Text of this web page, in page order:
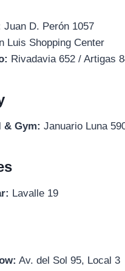
Juan D. Perón 1057
Luis Shopping Center
Rivadavia 652 / Artigas
& Gym: Januario Luna
Lavalle 19
Av. del Sol 95, Local 3